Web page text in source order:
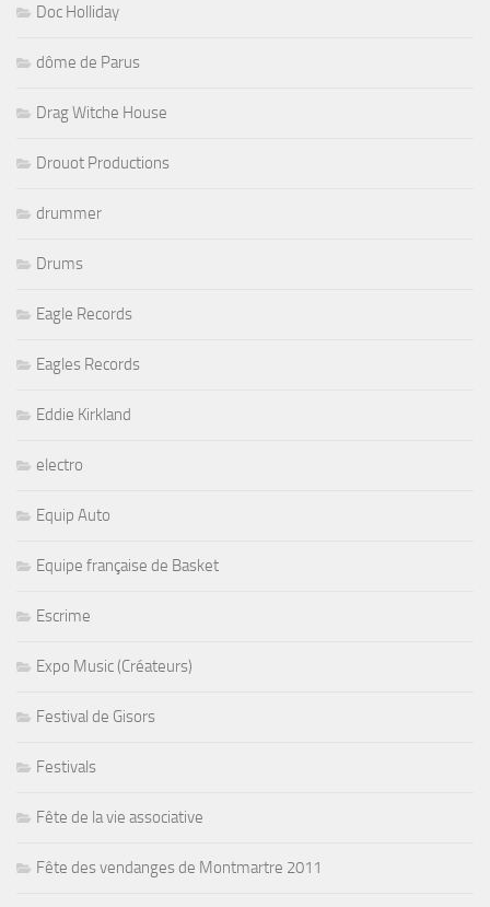
Doc Holliday
dôme de Parus
Drag Witche House
Drouot Productions
drummer
Drums
Eagle Records
Eagles Records
Eddie Kirkland
electro
Equip Auto
Equipe française de Basket
Escrime
Expo Music (Créateurs)
Festival de Gisors
Festivals
Fête de la vie associative
Fête des vendanges de Montmartre 2011